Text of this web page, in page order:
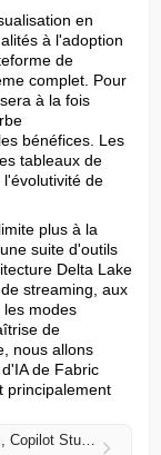
en
à l'adoption
de
complet. Pour
à la fois
bénéfices. Les
tableaux de
de
plus à la
suite d'outils
Delta Lake
streaming, aux
les modes
de
nous allons
de Fabric
principalement
Inside Microsoft Fabric: How Data Agents, Copilot Studio, and Real-Time Intelligence Power the AI-Driven Enterprise